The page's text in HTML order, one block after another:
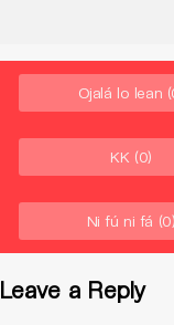
Ojalá lo lean
KK (0)
Ni fú ni fá (0)
Leave a Reply